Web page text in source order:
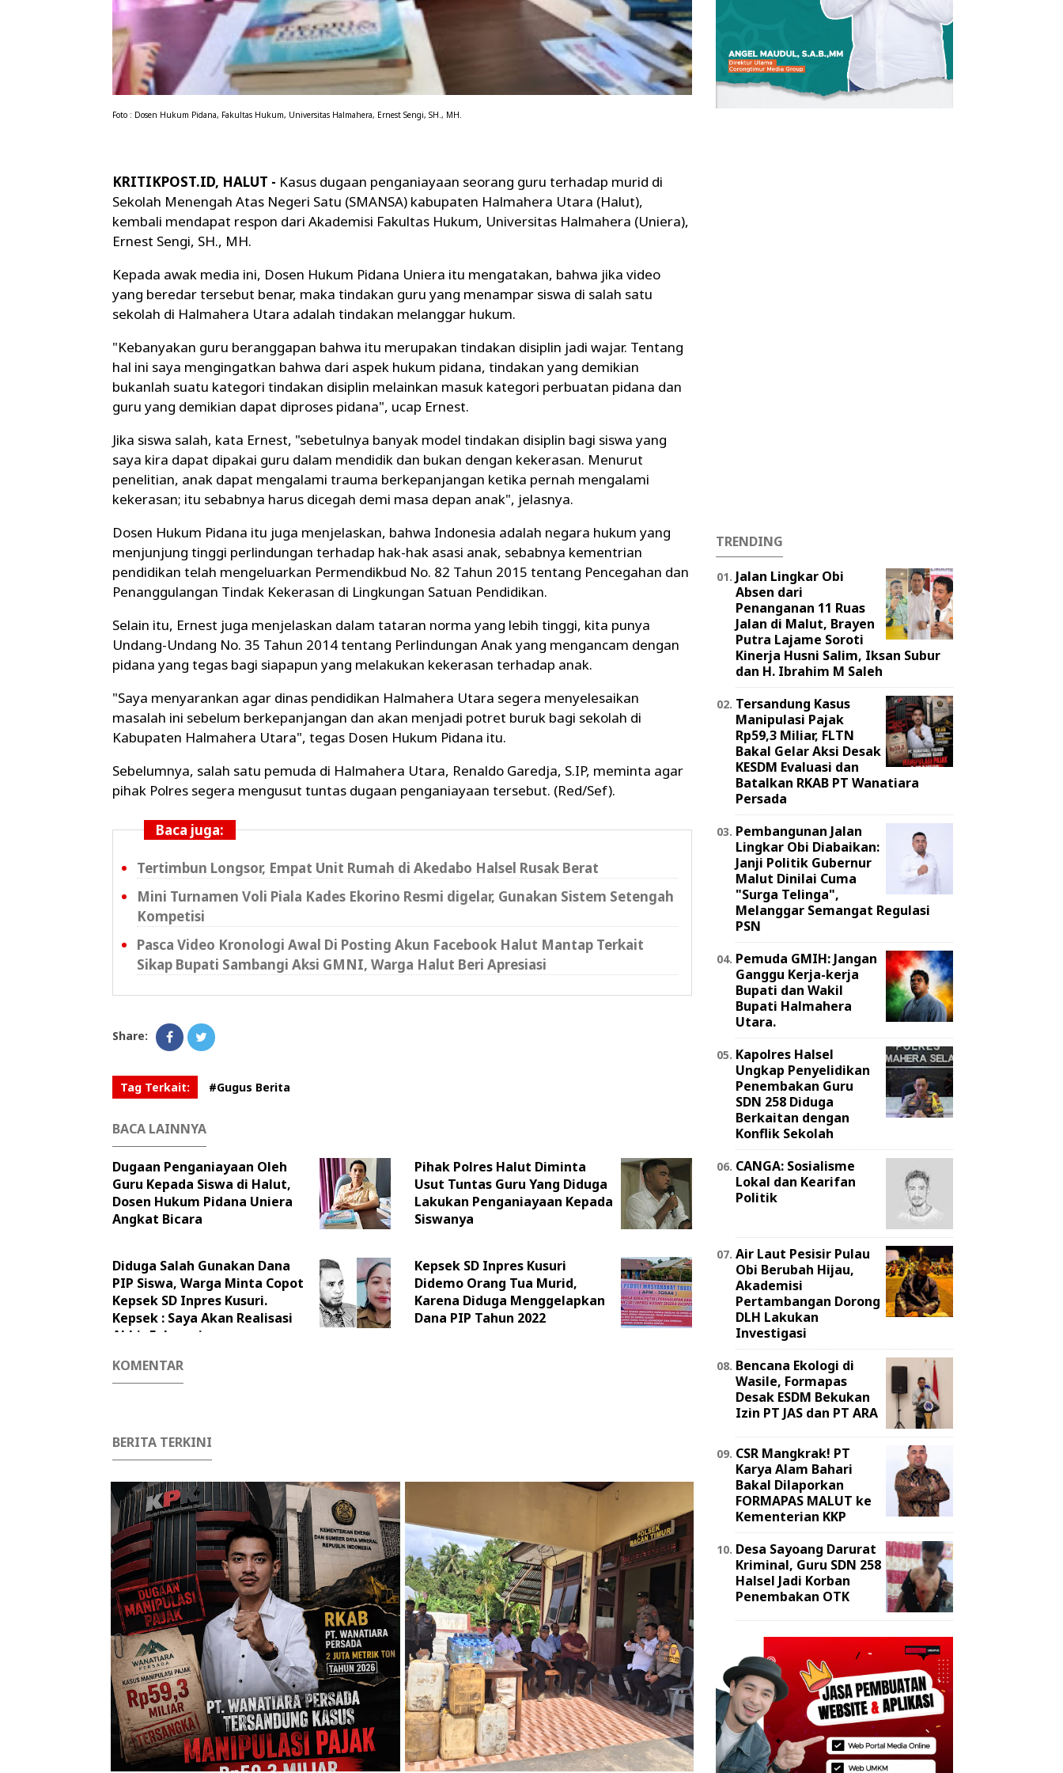
Foto : Dosen Hukum Pidana, Fakultas Hukum, Universitas Halmahera, Ernest Sengi, SH., MH.
KRITIKPOST.ID, HALUT - Kasus dugaan penganiayaan seorang guru terhadap murid di
Sekolah Menengah Atas Negeri Satu (SMANSA) kabupaten Halmahera Utara (Halut),
kembali mendapat respon dari Akademisi Fakultas Hukum, Universitas Halmahera (Uniera),
Ernest Sengi, SH., MH.
Kepada awak media ini, Dosen Hukum Pidana Uniera itu mengatakan, bahwa jika video
yang beredar tersebut benar, maka tindakan guru yang menampar siswa di salah satu
sekolah di Halmahera Utara adalah tindakan melanggar hukum.
"Kebanyakan guru beranggapan bahwa itu merupakan tindakan disiplin jadi wajar. Tentang
hal ini saya mengingatkan bahwa dari aspek hukum pidana, tindakan yang demikian
bukanlah suatu kategori tindakan disiplin melainkan masuk kategori perbuatan pidana dan
guru yang demikian dapat diproses pidana", ucap Ernest.
Jika siswa salah, kata Ernest, "sebetulnya banyak model tindakan disiplin bagi siswa yang
saya kira dapat dipakai guru dalam mendidik dan bukan dengan kekerasan. Menurut
penelitian, anak dapat mengalami trauma berkepanjangan ketika pernah mengalami
kekerasan; itu sebabnya harus dicegah demi masa depan anak", jelasnya.
Dosen Hukum Pidana itu juga menjelaskan, bahwa Indonesia adalah negara hukum yang
menjunjung tinggi perlindungan terhadap hak-hak asasi anak, sebabnya kementrian
pendidikan telah mengeluarkan Permendikbud No. 82 Tahun 2015 tentang Pencegahan dan
Penanggulangan Tindak Kekerasan di Lingkungan Satuan Pendidikan.
Selain itu, Ernest juga menjelaskan dalam tataran norma yang lebih tinggi, kita punya
Undang-Undang No. 35 Tahun 2014 tentang Perlindungan Anak yang mengancam dengan
pidana yang tegas bagi siapapun yang melakukan kekerasan terhadap anak.
"Saya menyarankan agar dinas pendidikan Halmahera Utara segera menyelesaikan
masalah ini sebelum berkepanjangan dan akan menjadi potret buruk bagi sekolah di
Kabupaten Halmahera Utara", tegas Dosen Hukum Pidana itu.
Sebelumnya, salah satu pemuda di Halmahera Utara, Renaldo Garedja, S.IP, meminta agar
pihak Polres segera mengusut tuntas dugaan penganiayaan tersebut. (Red/Sef).
Baca juga:
Tertimbun Longsor, Empat Unit Rumah di Akedabo Halsel Rusak Berat
Mini Turnamen Voli Piala Kades Ekorino Resmi digelar, Gunakan Sistem Setengah
Kompetisi
Pasca Video Kronologi Awal Di Posting Akun Facebook Halut Mantap Terkait
Sikap Bupati Sambangi Aksi GMNI, Warga Halut Beri Apresiasi
Share:
Tag Terkait: #Gugus Berita
BACA LAINNYA
Dugaan Penganiayaan Oleh
Guru Kepada Siswa di Halut,
Dosen Hukum Pidana Uniera
Angkat Bicara
Pihak Polres Halut Diminta
Usut Tuntas Guru Yang Diduga
Lakukan Penganiayaan Kepada
Siswanya
Diduga Salah Gunakan Dana
PIP Siswa, Warga Minta Copot
Kepsek SD Inpres Kusuri.
Kepsek : Saya Akan Realisasi
Akhir Februari
Kepsek SD Inpres Kusuri
Didemo Orang Tua Murid,
Karena Diduga Menggelapkan
Dana PIP Tahun 2022
KOMENTAR
BERITA TERKINI
TRENDING
Jalan Lingkar Obi
Absen dari
Penanganan 11 Ruas
Jalan di Malut, Brayen
Putra Lajame Soroti
Kinerja Husni Salim, Iksan Subur
dan H. Ibrahim M Saleh
Tersandung Kasus
Manipulasi Pajak
Rp59,3 Miliar, FLTN
Bakal Gelar Aksi Desak
KESDM Evaluasi dan
Batalkan RKAB PT Wanatiara
Persada ‎
Pembangunan Jalan
Lingkar Obi Diabaikan:
Janji Politik Gubernur
Malut Dinilai Cuma
"Surga Telinga",
Melanggar Semangat Regulasi
PSN ‎
Pemuda GMIH: Jangan
Ganggu Kerja-kerja
Bupati dan Wakil
Bupati Halmahera
Utara.
Kapolres Halsel
Ungkap Penyelidikan
Penembakan Guru
SDN 258 Diduga
Berkaitan dengan
Konflik Sekolah
CANGA: Sosialisme
Lokal dan Kearifan
Politik
Air Laut Pesisir Pulau
Obi Berubah Hijau,
Akademisi
Pertambangan Dorong
DLH Lakukan
Investigasi
Bencana Ekologi di
Wasile, Formapas
Desak ESDM Bekukan
Izin PT JAS dan PT ARA
‎CSR Mangkrak! PT
Karya Alam Bahari
Bakal Dilaporkan
FORMAPAS MALUT ke
Kementerian KKP
Desa Sayoang Darurat
Kriminal, Guru SDN 258
Halsel Jadi Korban
Penembakan OTK